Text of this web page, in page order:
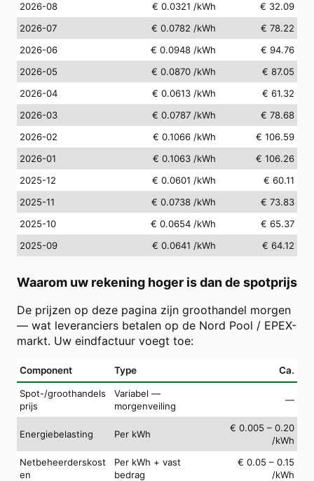
2026-08 € 0.0321 /kWh
€ 32.09
2026-07
€ 0.0782 /kWh
€ 78.22
2026-06
€ 0.0948 /kWh
€ 94.76
2026-05
€ 0.0870 /kWh
€ 87.05
2026-04
€ 0.0613 /kWh
€ 61.32
2026-03
€ 0.0787 /kWh
€ 78.68
2026-02
€ 0.1066 /kWh
€ 106.59
2026-01
€ 0.1063 /kWh
€ 106.26
2025-12
€ 0.0601 /kWh
€ 60.11
2025-11
€ 0.0738 /kWh
€ 73.83
2025-10
€ 0.0654 /kWh
€ 65.37
2025-09
€ 0.0641 /kWh € 64.12
Waarom uw rekening hoger is dan de spotprijs
De prijzen op deze pagina zijn groothandel morgen
— wat leveranciers betalen op de Nord Pool / EPEX-
markt. Uw eindfactuur voegt toe:
Component Type Ca.
Spot-/groothandels
prijs
Variabel —
morgenveiling
—
Energiebelasting Per kWh
€ 0.005 – 0.20
/kWh
Netbeheerderskost
en
Per kWh + vast
bedrag
€ 0.05 – 0.15
/kWh